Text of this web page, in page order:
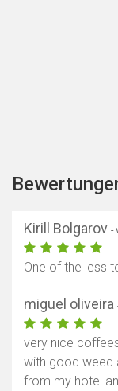
Kirill Bolgarov -
One of the less
miguel oliveira
very nice
with good weed
from my hotel